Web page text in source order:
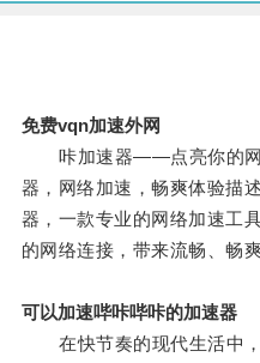
免费vqn加速外网
咔加速器——点亮你的网
器，网络加速，畅爽体验描
器，一款专业的网络加速工
的网络连接，带来流畅、畅
可以加速哔咔哔咔的加速器
在快节奏的现代生活中，